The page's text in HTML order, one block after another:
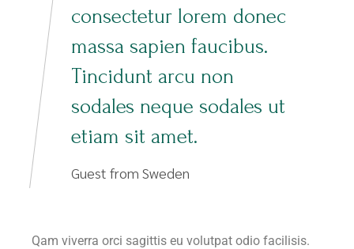
consectetur lorem donec
massa sapien faucibus.
Tincidunt arcu non
sodales neque sodales ut
etiam sit amet.
Guest from Sweden
Qam viverra orci sagittis eu volutpat odio facilisis.